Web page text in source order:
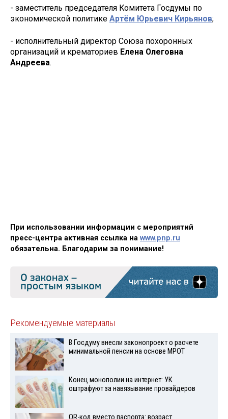
- заместитель председателя Комитета Госдумы по
экономической политике Артём Юрьевич Кирьянов;
- исполнительный директор Союза похоронных
организаций и крематориев Елена Олеговна
Андреева.
При использовании информации с мероприятий
пресс-центра активная ссылка на www.pnp.ru
обязательна. Благодарим за понимание!
Рекомендуемые материалы
В Госдуму внесли законопроект о расчете
минимальной пенсии на основе МРОТ
Конец монополии на интернет: УК
оштрафуют за навязывание провайдеров
QR-код вместо паспорта: возраст